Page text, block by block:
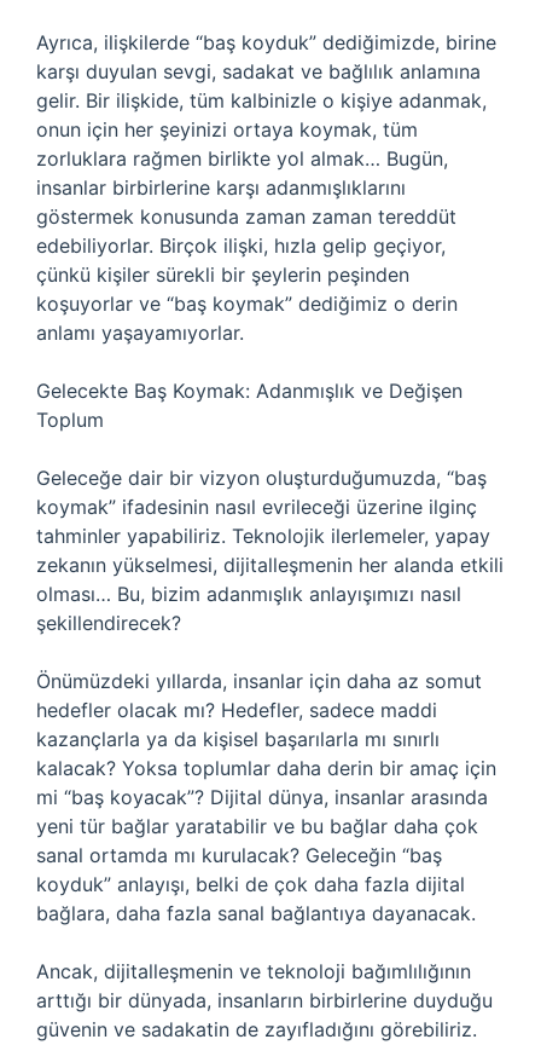
Ayrıca, ilişkilerde “baş koyduk” dediğimizde, birine
karşı duyulan sevgi, sadakat ve bağlılık anlamına
gelir. Bir ilişkide, tüm kalbinizle o kişiye adanmak,
onun için her şeyinizi ortaya koymak, tüm
zorluklara rağmen birlikte yol almak… Bugün,
insanlar birbirlerine karşı adanmışlıklarını
göstermek konusunda zaman zaman tereddüt
edebiliyorlar. Birçok ilişki, hızla gelip geçiyor,
çünkü kişiler sürekli bir şeylerin peşinden
koşuyorlar ve “baş koymak” dediğimiz o derin
anlamı yaşayamıyorlar.
Gelecekte Baş Koymak: Adanmışlık ve Değişen
Toplum
Geleceğe dair bir vizyon oluşturduğumuzda, “baş
koymak” ifadesinin nasıl evrileceği üzerine ilginç
tahminler yapabiliriz. Teknolojik ilerlemeler, yapay
zekanın yükselmesi, dijitalleşmenin her alanda etkili
olması… Bu, bizim adanmışlık anlayışımızı nasıl
şekillendirecek?
Önümüzdeki yıllarda, insanlar için daha az somut
hedefler olacak mı? Hedefler, sadece maddi
kazançlarla ya da kişisel başarılarla mı sınırlı
kalacak? Yoksa toplumlar daha derin bir amaç için
mi “baş koyacak”? Dijital dünya, insanlar arasında
yeni tür bağlar yaratabilir ve bu bağlar daha çok
sanal ortamda mı kurulacak? Geleceğin “baş
koyduk” anlayışı, belki de çok daha fazla dijital
bağlara, daha fazla sanal bağlantıya dayanacak.
Ancak, dijitalleşmenin ve teknoloji bağımlılığının
arttığı bir dünyada, insanların birbirlerine duyduğu
güvenin ve sadakatin de zayıfladığını görebiliriz.